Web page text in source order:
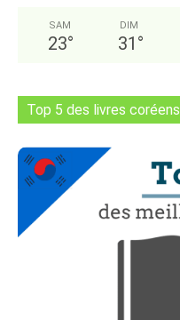
SAM
23°
DIM
31 °
Top 5 des livres coréens